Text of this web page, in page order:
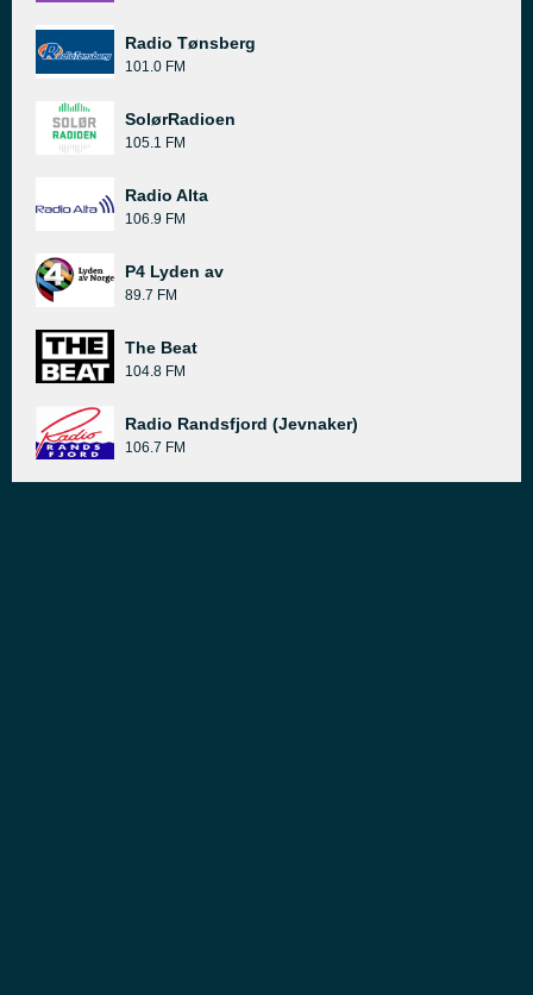
Radio Tønsberg
101.0 FM
SolørRadioen
105.1 FM
Radio Alta
106.9 FM
P4 Lyden av
89.7 FM
The Beat
104.8 FM
Radio Randsfjord (Jevnaker)
106.7 FM